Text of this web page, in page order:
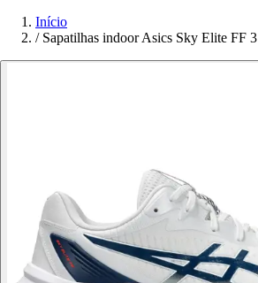
Início
/ Sapatilhas indoor Asics Sky Elite FF 3